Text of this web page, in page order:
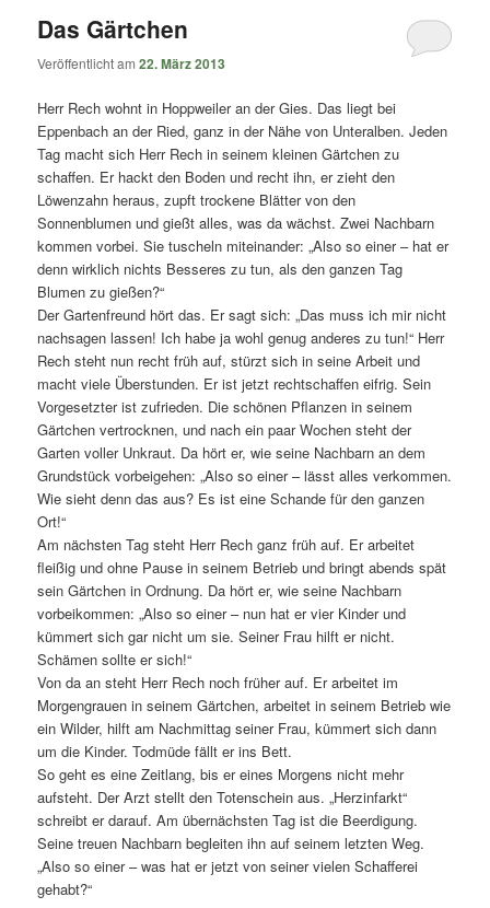
Das Gärtchen
Veröffentlicht am22. März 2013
Herr Rech wohnt in Hoppweiler an der Gies. Das liegt bei
Eppenbach an der Ried, ganz in der Nähe von Unteralben. Jeden
Tag macht sich Herr Rech in seinem kleinen Gärtchen zu
schaffen. Er hackt den Boden und recht ihn, er zieht den
Löwenzahn heraus, zupft trockene Blätter von den
Sonnenblumen und gießt alles, was da wächst. Zwei Nachbarn
kommen vorbei. Sie tuscheln miteinander: „Also so einer – hat er
denn wirklich nichts Besseres zu tun, als den ganzen Tag
Blumen zu gießen?“
Der Gartenfreund hört das. Er sagt sich: „Das muss ich mir nicht
nachsagen lassen! Ich habe ja wohl genug anderes zu tun!“ Herr
Rech steht nun recht früh auf, stürzt sich in seine Arbeit und
macht viele Überstunden. Er ist jetzt rechtschaffen eifrig. Sein
Vorgesetzter ist zufrieden. Die schönen Pflanzen in seinem
Gärtchen vertrocknen, und nach ein paar Wochen steht der
Garten voller Unkraut. Da hört er, wie seine Nachbarn an dem
Grundstück vorbeigehen: „Also so einer – lässt alles verkommen.
Wie sieht denn das aus? Es ist eine Schande für den ganzen
Ort!“
Am nächsten Tag steht Herr Rech ganz früh auf. Er arbeitet
fleißig und ohne Pause in seinem Betrieb und bringt abends spät
sein Gärtchen in Ordnung. Da hört er, wie seine Nachbarn
vorbeikommen: „Also so einer – nun hat er vier Kinder und
kümmert sich gar nicht um sie. Seiner Frau hilft er nicht.
Schämen sollte er sich!“
Von da an steht Herr Rech noch früher auf. Er arbeitet im
Morgengrauen in seinem Gärtchen, arbeitet in seinem Betrieb wie
ein Wilder, hilft am Nachmittag seiner Frau, kümmert sich dann
um die Kinder. Todmüde fällt er ins Bett.
So geht es eine Zeitlang, bis er eines Morgens nicht mehr
aufsteht. Der Arzt stellt den Totenschein aus. „Herzinfarkt“
schreibt er darauf. Am übernächsten Tag ist die Beerdigung.
Seine treuen Nachbarn begleiten ihn auf seinem letzten Weg.
„Also so einer – was hat er jetzt von seiner vielen Schafferei
gehabt?“